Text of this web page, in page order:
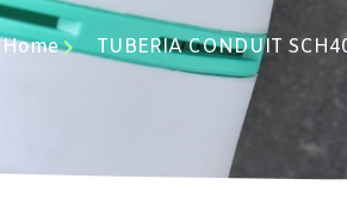
Home TUBERIA CONDUIT